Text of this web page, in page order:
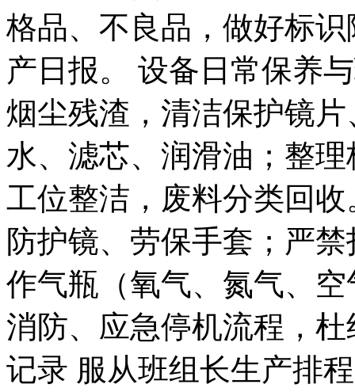
格品、不良品，做好标
产日报。 设备日常保养
烟尘残渣，清洁保护镜
水、滤芯、润滑油；整
工位整洁，废料分类回
防护镜、劳保手套；严
作气瓶（氧气、氮气、
消防、应急停机流程，
记录 服从班组长生产排